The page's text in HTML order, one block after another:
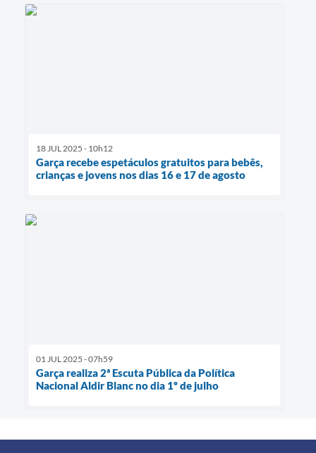
18 JUL 2025 - 10h12
Garça recebe espetáculos gratuitos para bebês,
crianças e jovens nos dias 16 e 17 de agosto
01 JUL 2025 - 07h59
Garça realiza 2ª Escuta Pública da Política
Nacional Aldir Blanc no dia 1º de julho